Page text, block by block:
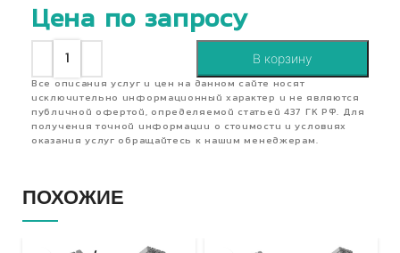
Цена по запросу
В корзину
Все описания услуг и цен на данном сайте носят
исключительно информационный характер и не являются
публичной офертой, определяемой статьей 437 ГК РФ. Для
получения точной информации о стоимости и условиях
оказания услуг обращайтесь к нашим менеджерам.
ПОХОЖИЕ